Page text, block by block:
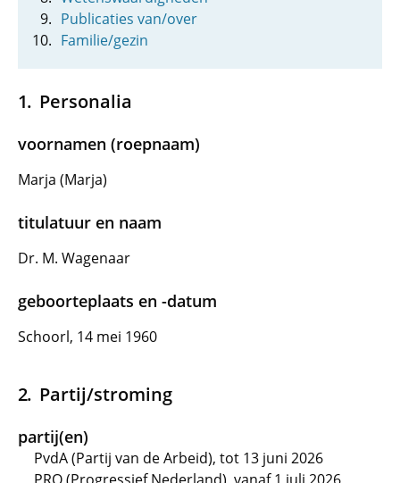
Publicaties van/over
Familie/gezin
Personalia
voornamen (roepnaam)
Marja (Marja)
titulatuur en naam
Dr. M. Wagenaar
geboorteplaats en -datum
Schoorl, 14 mei 1960
Partij/stroming
partij(en)
PvdA (Partij van de Arbeid), tot 13 juni 2026